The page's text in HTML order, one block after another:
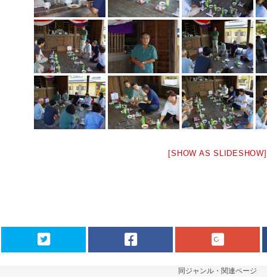
[SHOW AS SLIDESHOW]
同ジャンル・関連ページ